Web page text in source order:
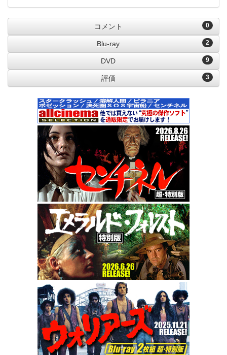
0
コメント
2
Blu-ray
9
DVD
3
評価